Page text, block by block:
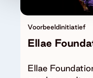
Voorbeeldinitiatief
Ellae
Ellae